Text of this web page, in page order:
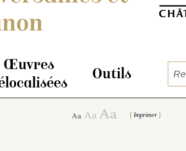
Œuvres
Outils
Imprimer